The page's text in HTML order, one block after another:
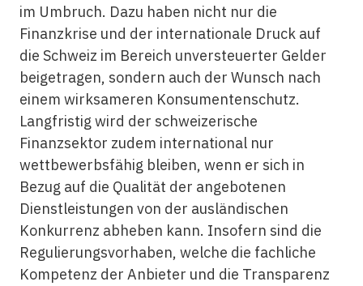
im Umbruch. Dazu haben nicht nur die
Finanzkrise und der internationale Druck auf
die Schweiz im Bereich unversteuerter Gelder
beigetragen, sondern auch der Wunsch nach
einem wirksameren Konsumentenschutz.
Langfristig wird der schweizerische
Finanzsektor zudem international nur
wettbewerbsfähig bleiben, wenn er sich in
Bezug auf die Qualität der angebotenen
Dienstleistungen von der ausländischen
Konkurrenz abheben kann. Insofern sind die
Regulierungsvorhaben, welche die fachliche
Kompetenz der Anbieter und die Transparenz